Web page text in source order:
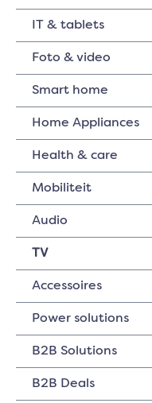
IT & tablets
Foto & video
Smart home
Home Appliances
Health & care
Mobiliteit
Audio
TV
Accessoires
Power solutions
B2B Solutions
B2B Deals